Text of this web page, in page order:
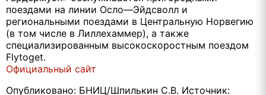
поездами на линии Осло—Эйдсволл и
региональными поездами в Центральную Норвегию
(в том числе в Лиллехаммер), а также
специализированным высокоскоростным поездом
Flytoget.
Официальный сайт
Опубликовано: БНИЦ/Шпилькин С.В. Источник: